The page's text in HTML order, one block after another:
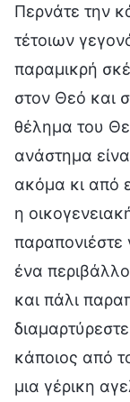
Περνάτε την
τέτοιων
παραμικρή
στον Θεό και
θέλημα του
ανάστημα
ακόμα κι από
η
παραπονιέστε
ένα
και πάλι
κάποιος από
μια γέρικη